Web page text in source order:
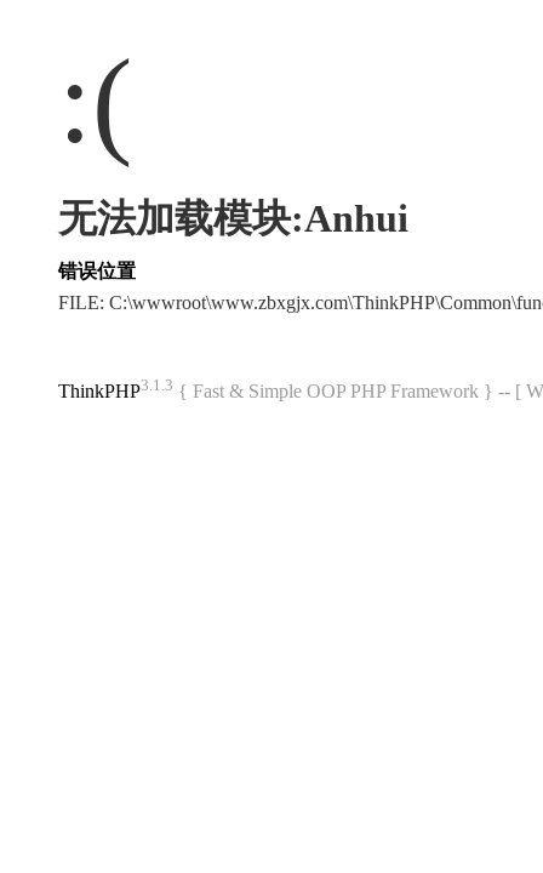
:(
无法加载模块:Anhui
错误位置
FILE:
ThinkPHP3.1.3 { Fast & Simple OOP PHP Framework } -- [